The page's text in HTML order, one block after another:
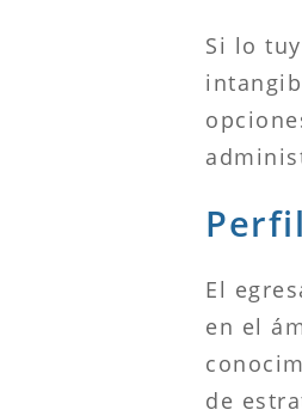
Si lo
El
en el
de